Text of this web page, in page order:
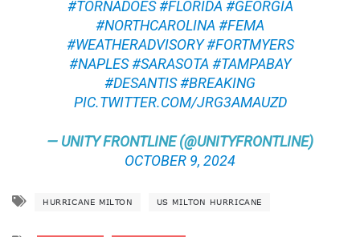
#TORNADOES #FLORIDA #GEORGIA
#NORTHCAROLINA #FEMA
#WEATHERADVISORY #FORTMYERS
#NAPLES#SARASOTA #TAMPABAY
#DESANTIS#BREAKING
PIC.TWITTER.COM/JRG3AMAUZD
— UNITY FRONTLINE (@UNITYFRONTLINE)
OCTOBER 9, 2024
HURRICANE MILTON US MILTON HURRICANE